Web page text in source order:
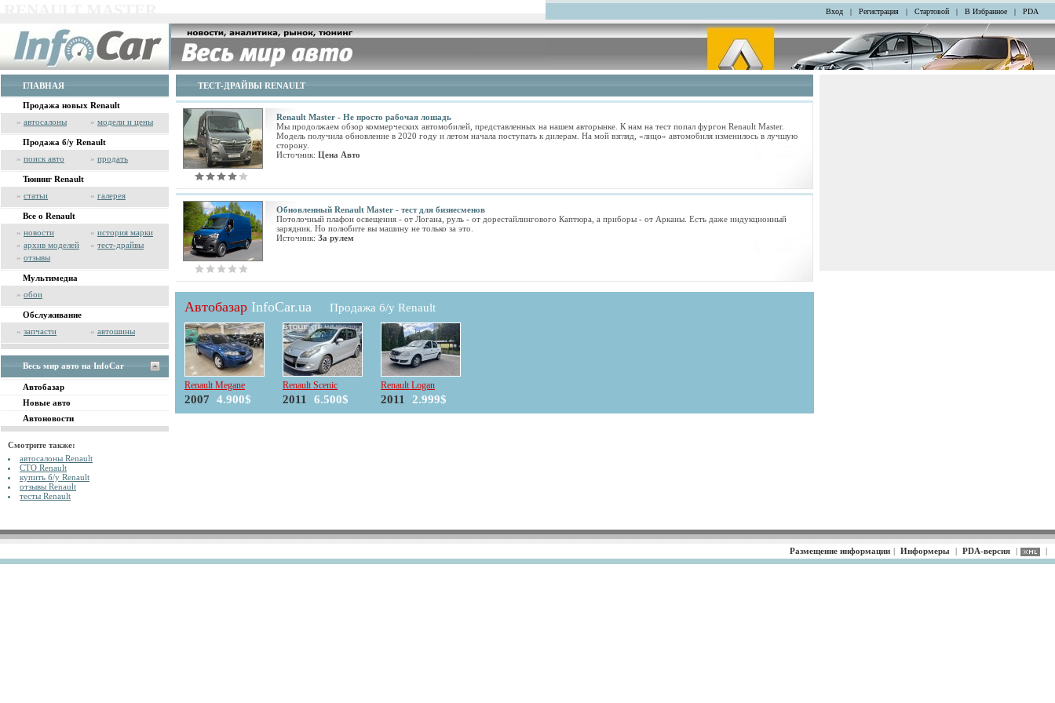
Вход | Регистрация | Стартовой | В Избранное | PDA
ГЛАВНАЯ
Продажа новых Renault
» автосалоны » модели и цены
Продажа б/у Renault
» поиск авто » продать
Тюнинг Renault
» статьи » галерея
Все о Renault
» новости » история марки
» архив моделей » тест-драйвы
» отзывы
Мультимедиа
» обои
Обслуживание
» запчасти » автошины
Весь мир авто на InfoCar
Автобазар
Новые авто
Автоновости
Смотрите также:
автосалоны Renault
СТО Renault
купить б/у Renault
отзывы Renault
тесты Renault
ТЕСТ-ДРАЙВЫ RENAULT
Renault Master - Не просто рабочая лошадь
Мы продолжаем обзор коммерческих автомобилей, представленных на нашем авторынке. К нам на тест попал фургон Renault Master.
Модель получила обновление в 2020 году и летом начала поступать к дилерам. На мой взгляд, «лицо» автомобиля изменилось в лучшую
сторону.
Источник: Цена Авто
Обновленный Renault Master - тест для бизнесменов
Потолочный плафон освещения - от Логана, руль - от дорестайлингового Каптюра, а приборы - от Арканы. Есть даже индукционный
зарядник. Но полюбите вы машину не только за это.
Источник: За рулем
Автобазар InfoCar.ua Продажа б/у Renault
Renault Megane
2007 4.900$
Renault Scenic
2011 6.500$
Renault Logan
2011 2.999$
Размещение информации | Информеры | PDA-версия | |